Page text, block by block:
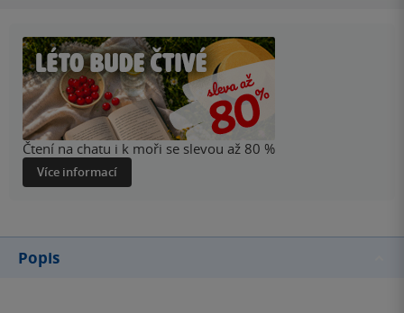
Čtení na chatu i k moři se slevou až 80 %
Více informací
Popis